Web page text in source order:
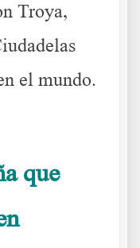
Troya,
el mundo.
que